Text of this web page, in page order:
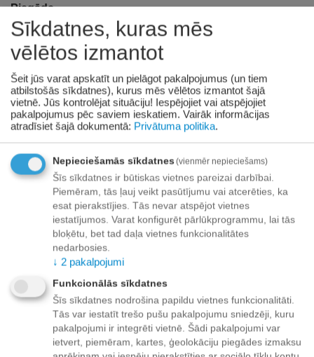
Piegāde
Preču izsniegšanas punktos -
bezmaksas!
Līdz dzīvokļa durvīm no 35.00 eur bezmaksas!
Līdz 34.99 EUR piegādes maksa:
Venipak kurjers - 3.90 EUR
Omniva pakomāts - 3.20 EUR
Apmaksa
Apraksts
Kattovit Urinary ar vistas garšu īpašais krēms 6x15g.
Bez krāsvielām, bez konservantiem, bez garšas
pastiprinātājiem, bez cukura. Papildbarība pieaugušiem kaķiem.
Sastāvs: gaļa un dzīvnieku izcelsmes blakusprodukti (vismaz
6% vistas gaļa), graudaugi, piens un piena produkti, eļļas un
Sīkdatnes, kuras mēs
vēlētos izmantot
Šeit jūs varat apskatīt un pielāgot pakalpojumus (un tiem
atbilstošās sīkdatnes), kurus mēs vēlētos izmantot šajā
vietnē. Jūs kontrolējat situāciju! Iespējojiet vai atspējojiet
pakalpojumus pēc saviem ieskatiem. Vairāk informācijas
atradīsiet šajā dokumentā: Privātuma politika.
Nepieciešamās sīkdatnes (vienmēr nepieciešams)
Šīs sīkdatnes ir būtiskas vietnes pareizai darbībai.
Piemēram, tās ļauj veikt pasūtījumu vai atcerēties, ka
esat pierakstījies. Tās nevar atspējot vietnes
iestatījumos. Varat konfigurēt pārlūkprogrammu, lai tās
bloķētu, bet tad daļa vietnes funkcionalitātes
nedarbosies.
↓ 2 pakalpojumi
Funkcionālās sīkdatnes
Šīs sīkdatnes nodrošina papildu vietnes funkcionalitāti.
Tās var iestatīt trešo pušu pakalpojumu sniedzēji, kuru
pakalpojumi ir integrēti vietnē. Šādi pakalpojumi var
ietvert, piemēram, kartes, ģeolokāciju piegādes izmaksu